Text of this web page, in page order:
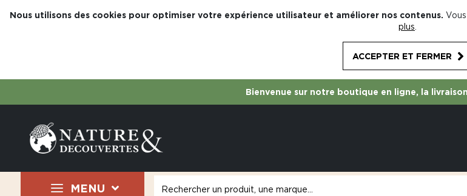
Nous utilisons des cookies pour optimiser votre expérience utilisateur et améliorer nos contenus.
plus
ACCEPTER ET FERMER
Bienvenue sur notre boutique en ligne, la
MENU